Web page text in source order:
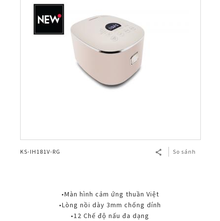
KS-IH181V-RG So sánh
•Màn hình cảm ứng thuần Việt
•Lòng nồi dày 3mm chống dính
•12 Chế độ nấu đa dạng